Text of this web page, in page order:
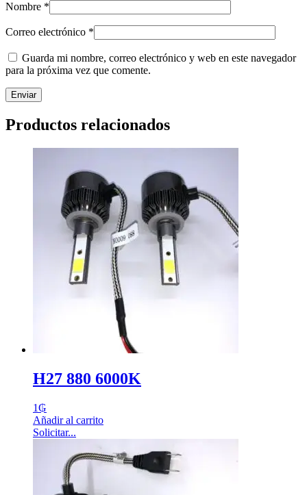
Nombre *
Correo electrónico *
Guarda mi nombre, correo electrónico y web en este navegador
para la próxima vez que comente.
Productos relacionados
H27 880 6000K
1₲
Añadir al carrito
Solicitar...